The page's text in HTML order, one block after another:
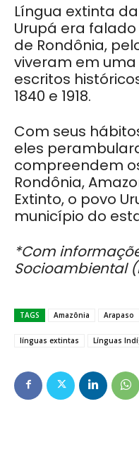
Língua extinta
Urupá era
de Rondônia,
viveram em
escritos
1840 e 1918.
Com seus
eles
compreendem
Rondônia,
Extinto, o povo
município do
*Com
Socioambiental
TAGS Amazônia Arapaso
línguas extintas Línguas